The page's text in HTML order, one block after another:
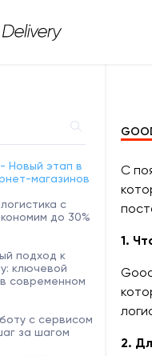
Новый этап в
магазинов
с
до 30%
подход к
ключевой
современном
с сервисом
за шагом
С
1.
2.